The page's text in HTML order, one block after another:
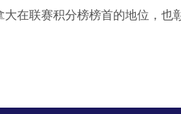
在联赛积分榜榜首的地位，也